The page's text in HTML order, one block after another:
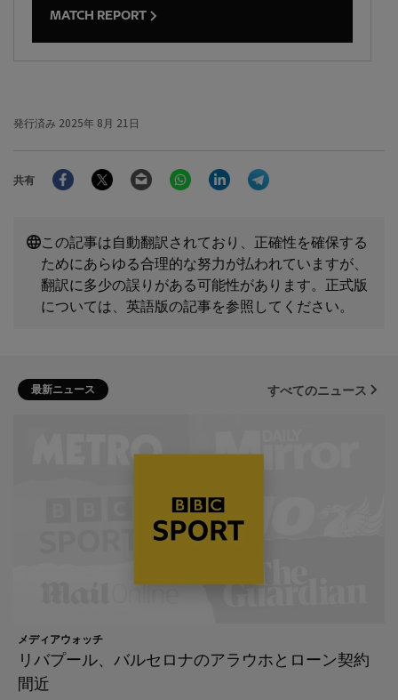
MATCH REPORT
発行済み 2025年 8月 21日
共有
FacebookTwitter Email WhatsAppLinkedIn
この記事は自動翻訳されており、正確性を確保する
ためにあらゆる合理的な努力が払われていますが、
翻訳に多少の誤りがある可能性があります。正式版
については、英語版の記事を参照してください。
最新ニュース すべてのニュース
メディアウォッチ
リバプール、バルセロナのアラウホとローン契約
間近